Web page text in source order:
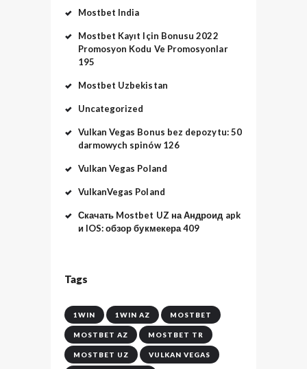
Mostbet India
Mostbet Kayıt Için Bonusu 2022
Promosyon Kodu Ve Promosyonlar
195
Mostbet Uzbekistan
Uncategorized
Vulkan Vegas Bonus bez depozytu: 50
darmowych spinów 126
Vulkan Vegas Poland
VulkanVegas Poland
Скачать Mostbet UZ на Андроид apk
и IOS: обзор букмекера 409
Tags
1WIN 1WIN AZ MOSTBET
MOSTBET AZ MOSTBET TR
MOSTBET UZ VULKAN VEGAS